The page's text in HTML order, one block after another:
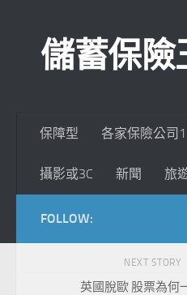
儲蓄保險
保障型 各家保險公司1
攝影或3C 新聞 旅
FOLLOW:
NEXT STORY
英國脫歐 股票為何